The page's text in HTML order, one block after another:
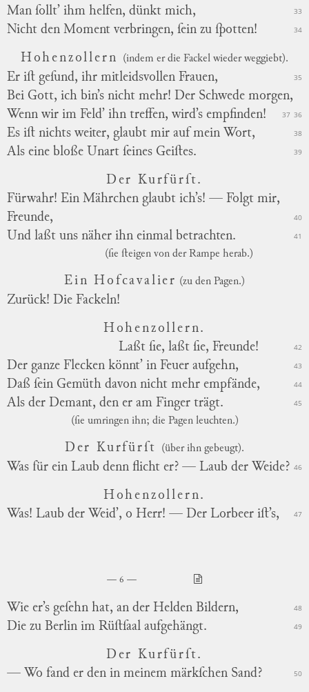
Man ſollt’ ihm helfen, dünkt mich,
33
Nicht den Moment verbringen, ſein zu ſpotten! 34
Hohenzollern (indem er die Fackel wieder weggiebt).
Er iſt geſund, ihr mitleidsvollen Frauen, 35
Bei Gott, ich bin’s nicht mehr! Der Schwede morgen,
36
Wenn wir im Feld’ ihn treffen, wird’s empfinden! 37
Es iſt nichts weiter, glaubt mir auf mein Wort, 38
Als eine bloße Unart ſeines Geiſtes. 39
Der Kurfürſt.
Fürwahr! Ein Mährchen glaubt ich’s! — Folgt mir,
Freunde,
40
Und laßt uns näher ihn einmal betrachten. 41
(ſie ſteigen von der Rampe herab.)
Ein Hofcavalier (zu den Pagen.)
Zurück! Die Fackeln!
Hohenzollern.
Laßt ſie, laßt ſie, Freunde!
42
Der ganze Flecken könnt’ in Feuer aufgehn, 43
Daß ſein Gemüth davon nicht mehr empfände, 44
Als der Demant, den er am Finger trägt. 45
(ſie umringen ihn; die Pagen leuchten.)
Der Kurfürſt (über ihn gebeugt).
Was für ein Laub denn flicht er? — Laub der Weide? 46
Hohenzollern.
Was! Laub der Weid’, o Herr! — Der Lorbeer iſt’s,
47
6
Wie er’s geſehn hat, an der Helden Bildern, 48
Die zu Berlin im Rüſtſaal aufgehängt. 49
Der Kurfürſt.
— Wo fand er den in meinem märkſchen Sand?
50